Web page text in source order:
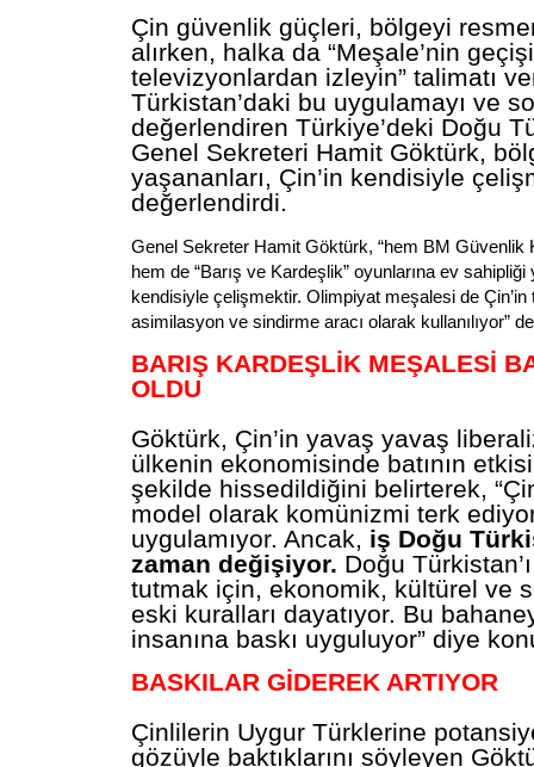
Çin güvenlik güçleri, bölgeyi
alırken, halka da “Meşale’nin
televizyonlardan izleyin” talimatı
Türkistan’daki bu uygulamayı ve
değerlendiren Türkiye’deki Doğu
Genel Sekreteri Hamit Göktürk,
yaşananları, Çin’in kendisiyle
değerlendirdi.
Genel Sekreter Hamit Göktürk, “hem BM Güvenlik
hem de “Barış ve Kardeşlik” oyunlarına ev sahipliği
kendisiyle çelişmektir. Olimpiyat meşalesi de Çin’in
asimilasyon ve sindirme aracı olarak kullanılıyor”
BARIŞ KARDEŞLİK MEŞALESİ
OLDU
Göktürk, Çin’in yavaş yavaş
ülkenin ekonomisinde batının
şekilde hissedildiğini belirterek,
model olarak komünizmi terk
uygulamıyor. Ancak, iş Doğu
zaman değişiyor. Doğu
tutmak için, ekonomik, kültürel ve
eski kuralları dayatıyor. Bu
insanına baskı uyguluyor” diye
BASKILAR GİDEREK ARTIYOR
Çinlilerin Uygur Türklerine
gözüyle baktıklarını söyleyen